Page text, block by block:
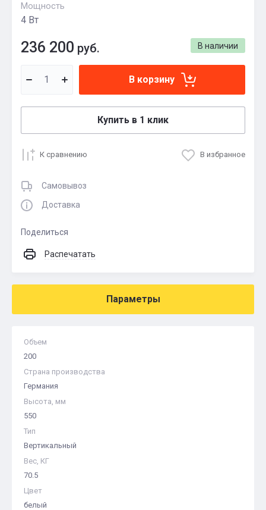
Мощность
4 Вт
В наличии
236 200 руб.
В корзину
Купить в 1 клик
К сравнению В избранное
Самовывоз
Доставка
Поделиться
Распечатать
Параметры
Объем
200
Страна производства
Германия
Высота, мм
550
Тип
Вертикальный
Вес, КГ
70.5
Цвет
белый